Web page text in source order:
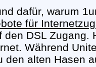
dafür, warum
für
DSL Zugang.
Während
den alten Hasen